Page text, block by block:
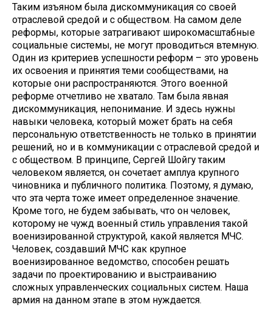
Таким изъяном была дискоммуникация со своей
отраслевой средой и с обществом. На самом деле
реформы, которые затрагивают широкомасштабные
социальные системы, не могут проводиться втемную.
Один из критериев успешности реформ – это уровень
их освоения и принятия теми сообществами, на
которые они распространяются. Этого военной
реформе отчетливо не хватало. Там была явная
дискоммуникация, непонимание. И здесь нужны
навыки человека, который может брать на себя
персональную ответственность не только в принятии
решений, но и в коммуникации с отраслевой средой и
с обществом. В принципе, Сергей Шойгу таким
человеком является, он сочетает амплуа крупного
чиновника и публичного политика. Поэтому, я думаю,
что эта черта тоже имеет определенное значение.
Кроме того, не будем забывать, что он человек,
которому не чужд военный стиль управления такой
военизированной структурой, какой является МЧС.
Человек, создавший МЧС как крупное
военизированное ведомство, способен решать
задачи по проектированию и выстраиванию
сложных управленческих социальных систем. Наша
армия на данном этапе в этом нуждается.